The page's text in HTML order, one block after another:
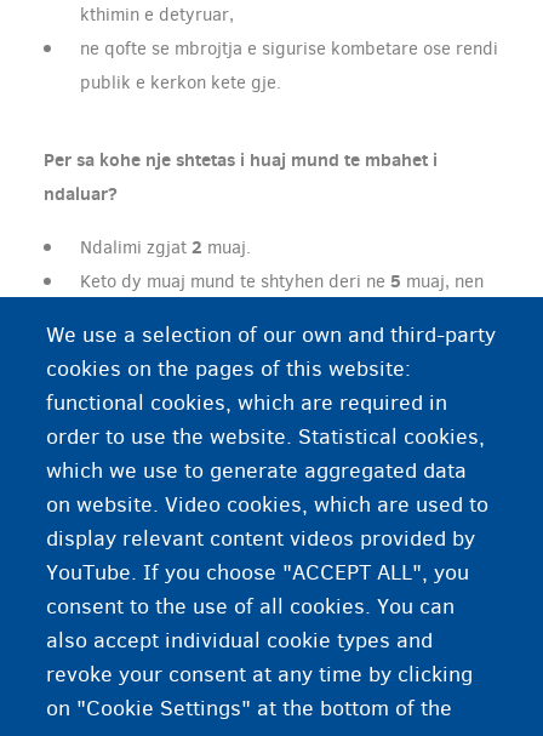
kthimin e detyruar,
ne qofte se mbrojtja e sigurise kombetare ose rendi
publik e kerkon kete gje.
Per sa kohe nje shtetas i huaj mund te mbahet i
ndaluar?
Ndalimi zgjat 2 muaj.
Keto dy muaj mund te shtyhen deri ne 5 muaj, nen
detyruar nuk u be gjate dy muajve.
Ne qofte se ekziston nje rrezik per sigurine
kombetare dhe rendin publik, kjo periudhe mund te
zgjatet deri ne 8muaj.
Per procedure te posacme (Dublini, ndalimi ne kufi,
etj.) kohezgjatja e ndalimit eshte e ndryshme.
We use a selection of our own and third-party
cookies on the pages of this website:
functional cookies, which are required in
order to use the website. Statistical cookies,
which we use to generate aggregated data
on website. Video cookies, which are used to
display relevant content videos provided by
YouTube. If you choose "ACCEPT ALL", you
consent to the use of all cookies. You can
also accept individual cookie types and
revoke your consent at any time by clicking
on "Cookie Settings" at the bottom of the